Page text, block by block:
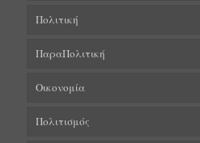
Πολιτική
ΠαραΠολιτική
Οικονομία
Πολιτισμός